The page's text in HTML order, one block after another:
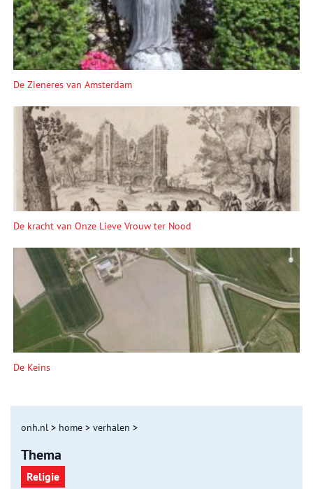
De Zieneres van Amsterdam
De kracht van Onze Lieve Vrouw ter Nood
De Keins
onh.nl > home > verhalen >
Thema
Religie